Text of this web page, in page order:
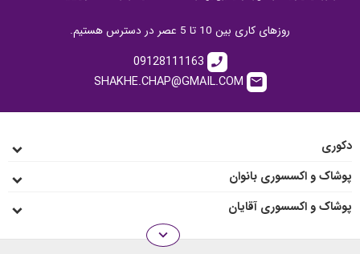
روزهای کاری بین 10 تا 5 عصر در دسترس هستیم.
call
09128111163
email
دکوری
پوشاک و اکسسوری بانوان
پوشاک و اکسسوری آقایان
انواع رو میزی
expand_more